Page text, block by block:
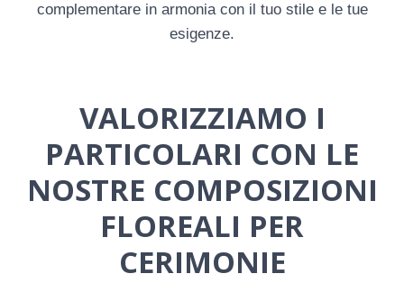
complementare in armonia con il tuo stile e le tue
esigenze.
VALORIZZIAMO I
PARTICOLARI CON LE
NOSTRE COMPOSIZIONI
FLOREALI PER
CERIMONIE